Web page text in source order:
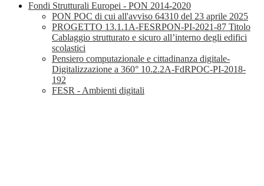
Fondi Strutturali Europei - PON 2014-2020
PON POC di cui all'avviso 64310 del 23 aprile 2025
PROGETTO 13.1.1A-FESRPON-PI-2021-87 Titolo
Cablaggio strutturato e sicuro all’interno degli edifici
scolastici
Pensiero computazionale e cittadinanza digitale-
Digitalizzazione a 360° 10.2.2A-FdRPOC-PI-2018-
192
FESR - Ambienti digitali